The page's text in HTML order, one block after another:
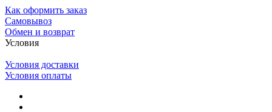
Как оформить заказ
Самовывоз
Обмен и возврат
Условия
Условия доставки
Условия оплаты